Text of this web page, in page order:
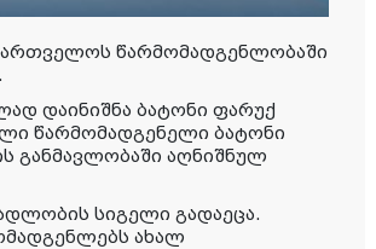
წარმომადგენლობაში
დაინიშნა ბატონი ფარუქ
წარმომადგენელი ბატონი
განმავლობაში აღნიშნულ
სიგელი გადაეცა.
ახალ